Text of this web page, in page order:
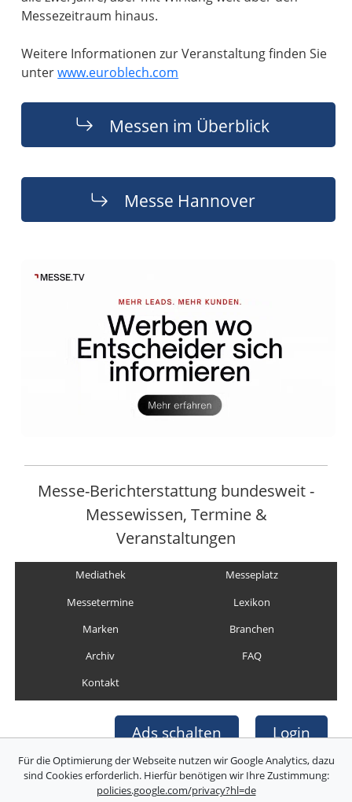
Messezeitraum hinaus.
Weitere Informationen zur Veranstaltung finden Sie
unterwww.euroblech.com
Messen im Überblick
Messe Hannover
Messe-Berichterstattung bundesweit -
Messewissen, Termine &
Veranstaltungen
Mediathek
Messeplatz
Messetermine
Lexikon
Marken
Branchen
Archiv
FAQ
Kontakt
Ads schalten Login
Copyright © Deutsche Messefilm & Medien GmbH
Für die Optimierung der Webseite nutzen wir Google Analytics, dazu
sind Cookies erforderlich. Hierfür benötigen wir Ihre Zustimmung:
policies.google.com/privacy?hl=de